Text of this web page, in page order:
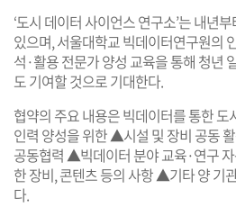
‘도시 데이터 사이언스 연구소’는 내년
있으며, 서울대학교 빅데이터연구원의
석·활용 전문가 양성 교육을 통해 청년
도 기여할 것으로 기대한다.
협약의 주요 내용은 빅데이터를 통한
인력 양성을 위한 ▲시설 및 장비 공동
공동협력 ▲빅데이터 분야 교육·연구
한 장비, 콘텐츠 등의 사항 ▲기타 양 기
다.